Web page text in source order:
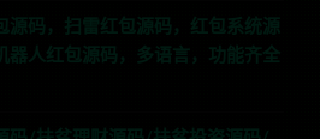
源码，扫雷红包源码，红包系统源
器人红包源码，多语言，功能齐全